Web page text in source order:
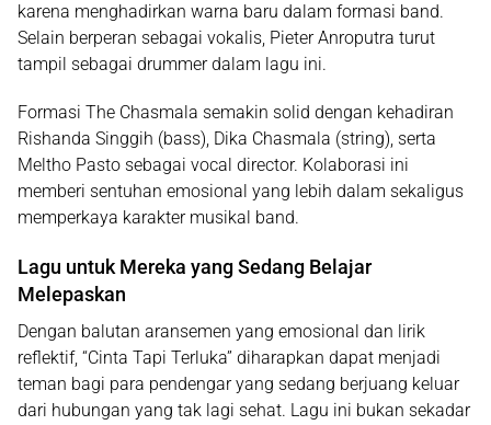
karena menghadirkan warna baru dalam formasi band.
Selain berperan sebagai vokalis, Pieter Anroputra turut
tampil sebagai drummer dalam lagu ini.
Formasi The Chasmala semakin solid dengan kehadiran
Rishanda Singgih (bass), Dika Chasmala (string), serta
Meltho Pasto sebagai vocal director. Kolaborasi ini
memberi sentuhan emosional yang lebih dalam sekaligus
memperkaya karakter musikal band.
Lagu untuk Mereka yang Sedang Belajar
Melepaskan
Dengan balutan aransemen yang emosional dan lirik
reflektif, “Cinta Tapi Terluka” diharapkan dapat menjadi
teman bagi para pendengar yang sedang berjuang keluar
dari hubungan yang tak lagi sehat. Lagu ini bukan sekadar